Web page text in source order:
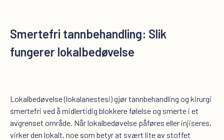
Smertefri tannbehandling: Slik
fungerer lokalbedøvelse
Lokalbedøvelse (lokalanestesi) gjør tannbehandling og kirurgi
smertefri ved å midlertidig blokkere følelse og smerte i et
avgrenset område. Når lokalbedøvelse påføres eller injiseres,
virker den lokalt, noe som betyr at svært lite av stoffet